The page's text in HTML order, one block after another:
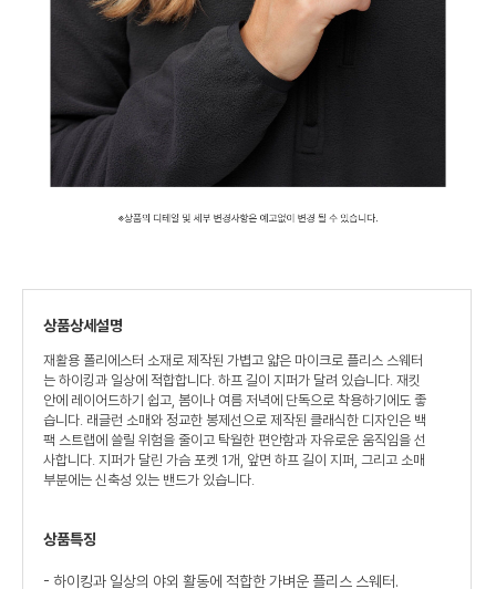
상품상세설명
재활용 폴리에스터 소재로 제작된 가볍고 얇은 마이크로 플리스 스웨터
는 하이킹과 일상에 적합합니다. 하프 길이 지퍼가 달려 있습니다. 재킷
안에 레이어드하기 쉽고, 봄이나 여름 저녁에 단독으로 착용하기에도 좋
습니다. 래글런 소매와 정교한 봉제선으로 제작된 클래식한 디자인은 백
팩 스트랩에 쓸릴 위험을 줄이고 탁월한 편안함과 자유로운 움직임을 선
사합니다. 지퍼가 달린 가슴 포켓 1개, 앞면 하프 길이 지퍼, 그리고 소매
부분에는 신축성 있는 밴드가 있습니다.
상품특징
- 하이킹과 일상의 야외 활동에 적합한 가벼운 플리스 스웨터.